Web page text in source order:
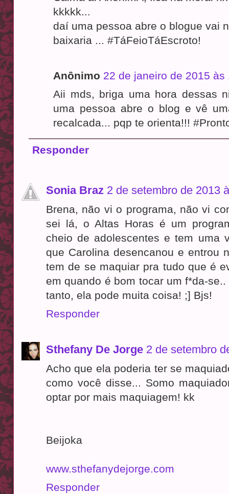
kkkkk...
daí uma pessoa abre o blogue vai
baixaria ... #TáFeioTáEscroto!
Anônimo 22 de janeiro de 2015 às
Aii mds, briga uma hora dessas
uma pessoa abre o blog e vê
recalcada... pqp te orienta!!!
Responder
Sonia Braz 2 de setembro de 2013
Brena, não vi o programa, não vi
sei lá, o Altas Horas é um
cheio de adolescentes e tem uma
que Carolina desencanou e entrou
tem de se maquiar pra tudo que é
em quando é bom tocar um f*da-
tanto, ela pode muita coisa! ;] Bjs!
Responder
Sthefany De Jorge 2 de setembro
Acho que ela poderia ter se
como você disse... Somo
optar por mais maquiagem! kk
Beijoka
www.sthefanydejorge.com
Responder